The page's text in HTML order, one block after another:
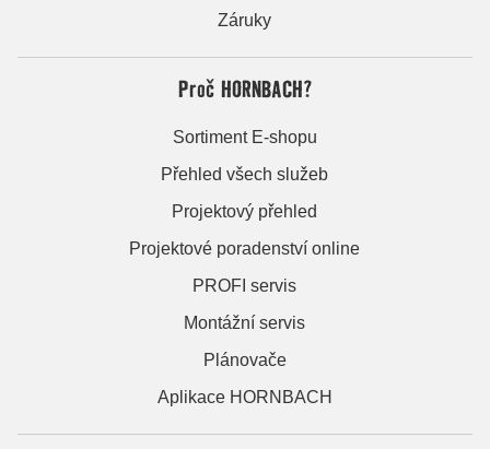
Záruky
Proč HORNBACH?
Sortiment E-shopu
Přehled všech služeb
Projektový přehled
Projektové poradenství online
PROFI servis
Montážní servis
Plánovače
Aplikace HORNBACH